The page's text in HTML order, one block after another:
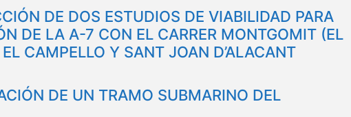
DE DOS ESTUDIOS DE VIABILIDAD PARA
DE LA A-7 CON EL CARRER MONTGOMIT (EL
CAMPELLO Y SANT JOAN D’ALACANT
DE UN TRAMO SUBMARINO DEL